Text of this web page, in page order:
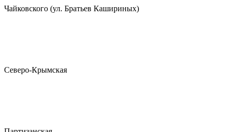
Чайковского (ул. Братьев Кашириных)
Северо-Крымская